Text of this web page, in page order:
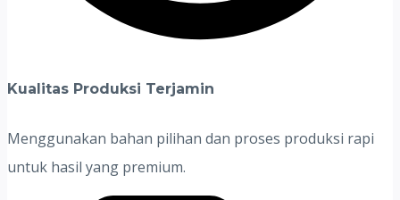
Kualitas Produksi Terjamin
Menggunakan bahan pilihan dan proses produksi rapi
untuk hasil yang premium.